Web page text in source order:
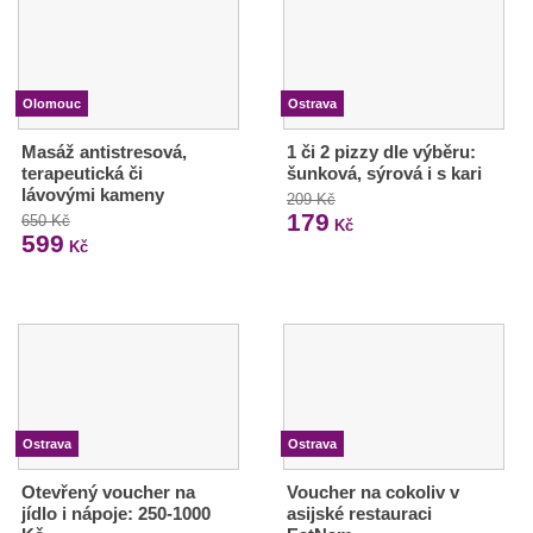
Olomouc
Masáž antistresová,
terapeutická či
lávovými kameny
650 Kč
599 Kč
Ostrava
1 či 2 pizzy dle výběru:
šunková, sýrová i s kari
209 Kč
179 Kč
Ostrava
Otevřený voucher na
jídlo i nápoje: 250-1000
Ostrava
Voucher na cokoliv v
asijské restauraci